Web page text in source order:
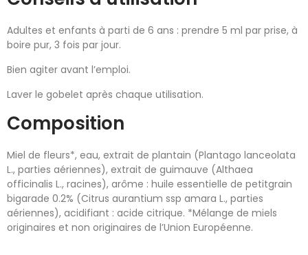
Adultes et enfants à parti de 6 ans : prendre 5 ml par prise, à
boire pur, 3 fois par jour.
Bien agiter avant l’emploi.
Laver le gobelet après chaque utilisation.
Composition
Miel de fleurs*, eau, extrait de plantain (Plantago lanceolata
L., parties aériennes), extrait de guimauve (Althaea
officinalis L., racines), arôme : huile essentielle de petitgrain
bigarade 0.2% (Citrus aurantium ssp amara L., parties
aériennes), acidifiant : acide citrique. *Mélange de miels
originaires et non originaires de l’Union Européenne.